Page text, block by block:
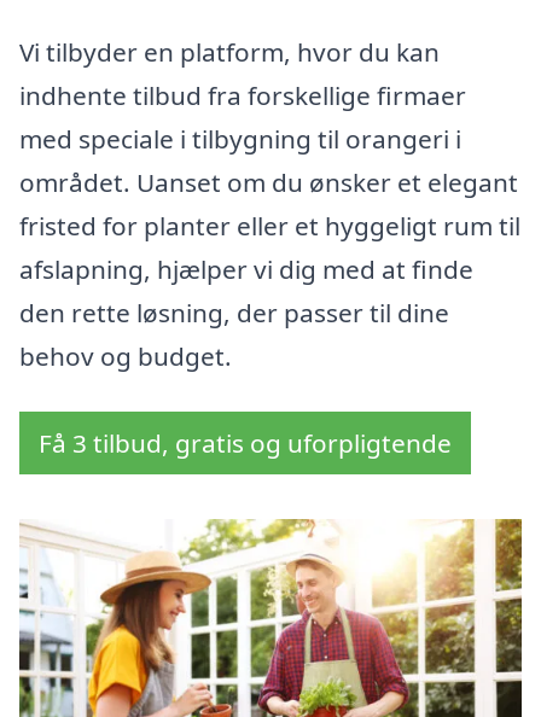
Vi tilbyder en platform, hvor du kan
indhente tilbud fra forskellige firmaer
med speciale i tilbygning til orangeri i
området. Uanset om du ønsker et elegant
fristed for planter eller et hyggeligt rum til
afslapning, hjælper vi dig med at finde
den rette løsning, der passer til dine
behov og budget.
Få 3 tilbud, gratis og uforpligtende